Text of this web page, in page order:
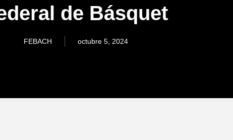
de Básquet
FEBACH octubre 5, 2024